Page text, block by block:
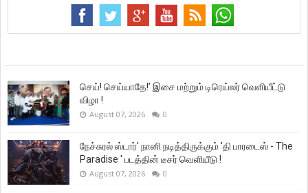
செய்! செய்யாதே!’ இசை மற்றும் டிரெய்லர் வெளியீட்டு
விழா !
August 07, 2026 0
நேச்சுரல் ஸ்டார்' நானி நடித்திருக்கும் 'தி பாரடைஸ் - The
Paradise ' படத்தின் டீசர் வெளியீடு !
August 07, 2026 0